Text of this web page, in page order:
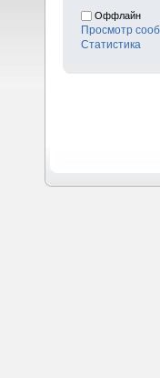
Оффлайн
Просмотр
Статистика